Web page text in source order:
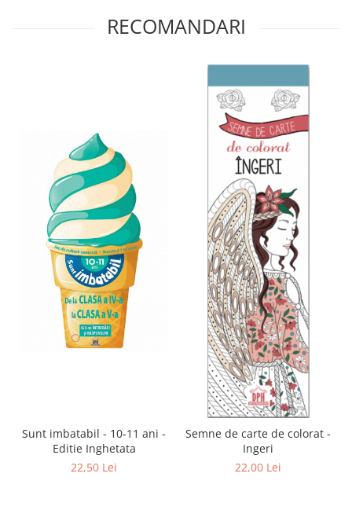
RECOMANDARI
Sunt imbatabil - 10-11 ani -
Editie Inghetata
22,50 Lei
Semne de carte de colorat -
Ingeri
22,00 Lei